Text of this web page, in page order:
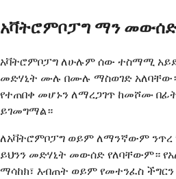
አቫትሮምቦፓግ ማን መውሰድ
አቫትሮምቦፓግ ለሁሉም ሰው ተስማሚ
መድሃኒት ሙሉ በሙሉ ማስወገድ አለባቸው።
የተጠበቀ መሆኑን ለማረጋገጥ ከመሾሙ
ይገመግማል።
ለአቫትሮምቦፓግ ወይም ለማንኛውም ንጥረ
ይህንን መድሃኒት መውሰድ የለባቸውም።
ማሳከክ፣ እብጠት ወይም የመተንፈስ